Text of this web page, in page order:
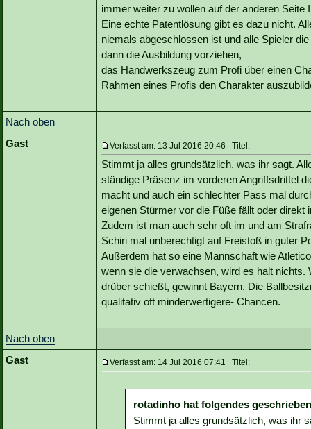
immer weiter zu wollen auf der anderen
Eine echte Patentlösung gibt es dazu nicht.
niemals abgeschlossen ist und alle Spieler
dann die Ausbildung vorziehen,
das Handwerkszeug zum Profi über einen
Rahmen eines Profis den Charakter
Nach oben
Gast
Verfasst am: 13 Jul 2016 20:46 Titel:
Stimmt ja alles grundsätzlich, was ihr sagt.
ständige Präsenz im vorderen Angriffsdrittel
macht und auch ein schlechter Pass mal
eigenen Stürmer vor die Füße fällt oder direkt
Zudem ist man auch sehr oft im und am
Schiri mal unberechtigt auf Freistoß in guter
Außerdem hat so eine Mannschaft wie
wenn sie die verwachsen, wird es halt nichts.
drüber schießt, gewinnt Bayern. Die
qualitativ oft minderwertigere- Chancen.
Nach oben
Gast
Verfasst am: 14 Jul 2016 07:41 Titel:
rotadinho hat folgendes
Stimmt ja alles grundsätzlich, was ihr